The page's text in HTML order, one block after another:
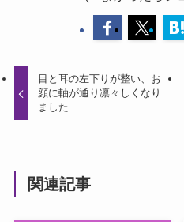
目と耳の左下りが整い、お
顔に軸が通り凛々しくなり
ました
関連記事